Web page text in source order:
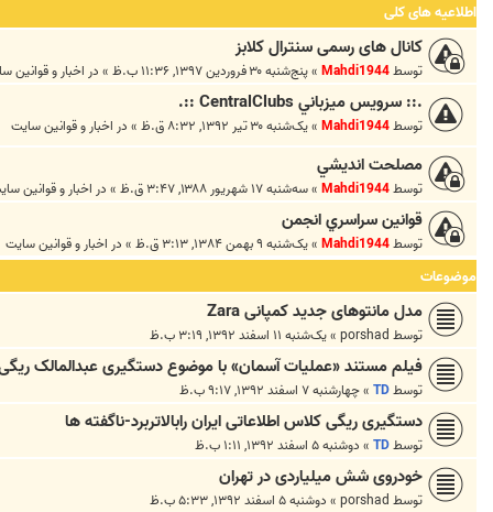
اطلاعیه های کلی
کانال های رسمی سنترال کلابز
توسطMahdi1944
»پنج‌شنبه ۳۰ فروردین ۱۳۹۷, ۱۱:۳۶ ب.ظ » در اخبار و قوانين
.:: سرويس ميزباني CentralClubs ::.
توسطMahdi1944
»یک‌شنبه ۳۰ تیر ۱۳۹۲, ۸:۳۲ ق.ظ » در اخبار و قوانين سايت
مصلحت انديشي
توسطMahdi1944
»سه‌شنبه ۱۷ شهریور ۱۳۸۸, ۳:۴۷ ق.ظ » در اخبار و قوانين
قوانين سراسري انجمن
توسطMahdi1944
»یک‌شنبه ۹ بهمن ۱۳۸۴, ۳:۱۳ ق.ظ » در اخبار و قوانين سايت
موضوعات
مدل مانتوهای جدید کمپانی Zara
توسط porshad
»یک‌شنبه ۱۱ اسفند ۱۳۹۲, ۳:۱۹ ب.ظ
فیلم مستند «عملیات آسمان» با موضوع دستگیری عبدالمالک
توسطTD
»چهارشنبه ۷ اسفند ۱۳۹۲, ۹:۱۷ ب.ظ
دستگیری ریگی کلاس اطلاعاتی ایران رابالاتربرد-ناگفته ها
توسطTD
» دوشنبه ۵ اسفند ۱۳۹۲, ۱:۱۱ ب.ظ
خودروی شش میلیاردی در تهران
توسط porshad
» دوشنبه ۵ اسفند ۱۳۹۲, ۵:۳۳ ب.ظ